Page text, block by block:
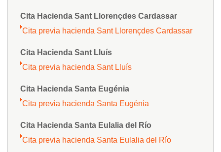
Cita Hacienda Sant Llorençdes Cardassar
Cita previa hacienda Sant Llorençdes Cardassar
Cita Hacienda Sant Lluís
Cita previa hacienda Sant Lluís
Cita Hacienda Santa Eugénia
Cita previa hacienda Santa Eugénia
Cita Hacienda Santa Eulalia del Río
Cita previa hacienda Santa Eulalia del Río